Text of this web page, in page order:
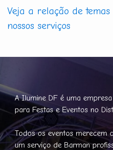
Veja a relação de
nossos serviços
A Ilumine DF é uma
para Festas e Eventos no
Todos os eventos merecem
um serviço de Barman